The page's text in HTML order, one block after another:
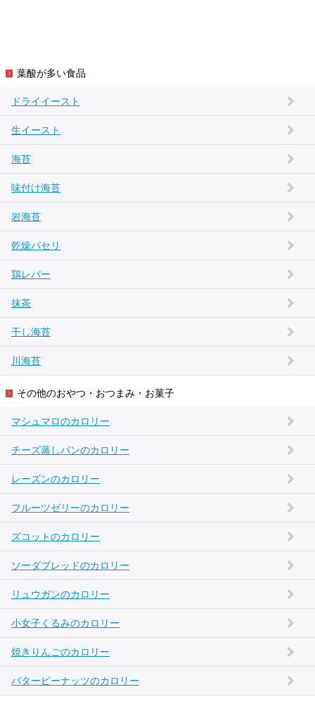
葉酸が多い食品
ドライイースト
生イースト
海苔
味付け海苔
岩海苔
乾燥パセリ
鶏レバー
抹茶
干し海苔
川海苔
その他のおやつ・おつまみ・お菓子
マシュマロのカロリー
チーズ蒸しパンのカロリー
レーズンのカロリー
フルーツゼリーのカロリー
ズコットのカロリー
ソーダブレッドのカロリー
リュウガンのカロリー
小女子くるみのカロリー
焼きりんごのカロリー
バターピーナッツのカロリー